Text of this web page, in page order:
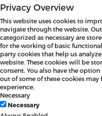
Privacy Overview
This website uses cookies to
navigate through the website.
categorized as necessary are
for the working of basic
party cookies that help us
website. These cookies will be
consent. You also have the
out of some of these cookies
experience.
Necessary
Necessary